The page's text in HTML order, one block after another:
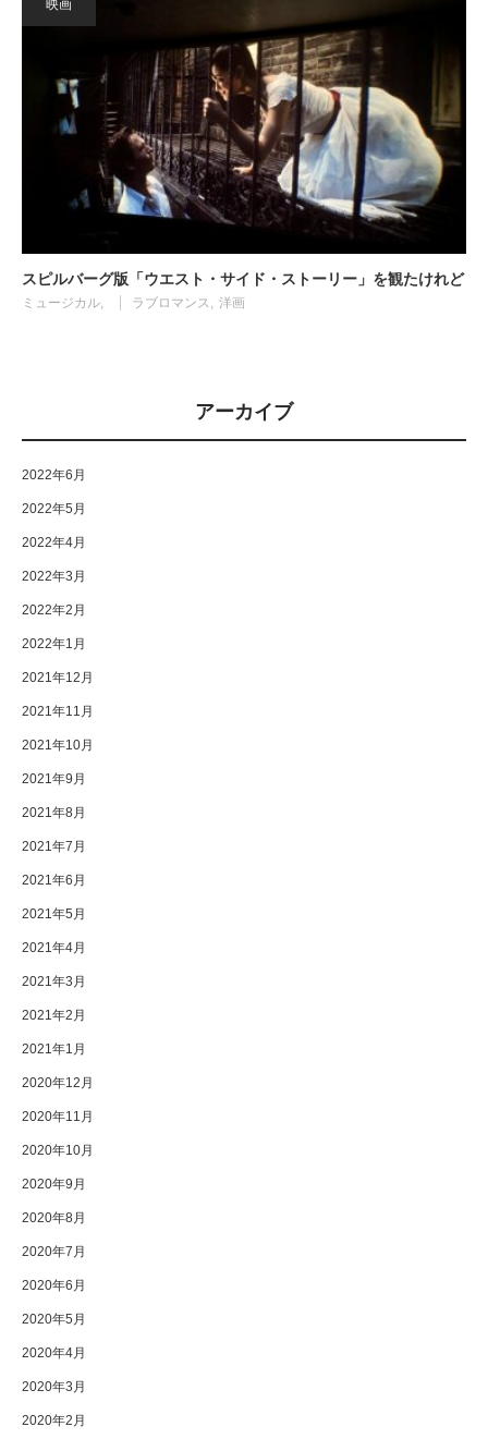
映画
スピルバーグ版「ウエスト・サイド・ストーリー」を観たけれど
ミュージカル ラブロマンス 洋画
アーカイブ
2022年6月
2022年5月
2022年4月
2022年3月
2022年2月
2022年1月
2021年12月
2021年11月
2021年10月
2021年9月
2021年8月
2021年7月
2021年6月
2021年5月
2021年4月
2021年3月
2021年2月
2021年1月
2020年12月
2020年11月
2020年10月
2020年9月
2020年8月
2020年7月
2020年6月
2020年5月
2020年4月
2020年3月
2020年2月